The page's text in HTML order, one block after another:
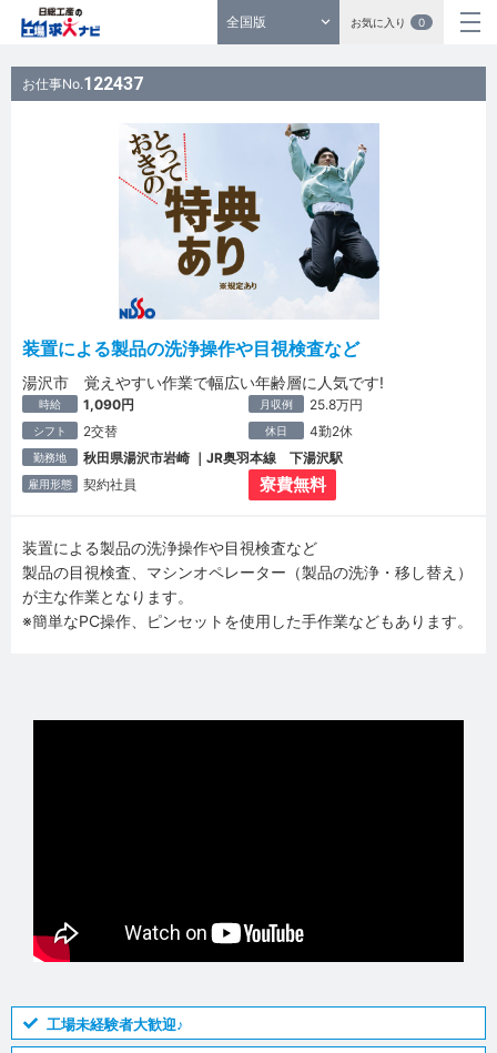
全国版 お気に入り 0
お仕事No.122437
装置による製品の洗浄操作や目視検査など
湯沢市 覚えやすい作業で幅広い年齢層に人気です!
時給 1,090円 月収例 25.8万円
シフト 2交替 休日 4勤2休
勤務地 秋田県湯沢市岩崎 ｜JR奥羽本線 下湯沢駅
雇用形態 契約社員 寮費無料
装置による製品の洗浄操作や目視検査など
製品の目視検査、マシンオペレーター（製品の洗浄・移し替え）
が主な作業となります。
※簡単なPC操作、ピンセットを使用した手作業などもあります。
工場未経験者大歓迎♪